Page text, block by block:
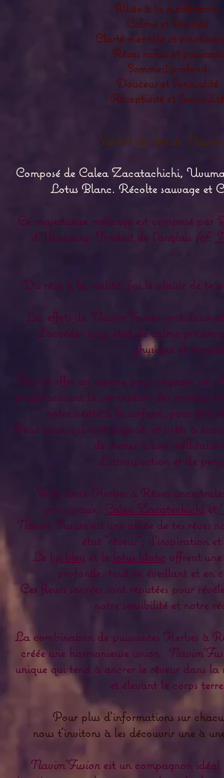
Alliée à la méditation,
Calme et Sérenité
Clarté mentale et
Rêves riches et puissants
Sommeil profond
Douceur et Sensualité
Réceptivité et Sensibilité
...
Sachet de 10g de
Composé de Calea Zacatachichi,
Lotus Blanc. Récolte sauvage et
Ce majestueux mélange est composé
d'Ubulawu. Traduit de l'anglais (cf.
- - -
Du rêve à la réalité, j'ai le plaisir de te
Les effets de Navim'Fusionsont doux
d'accéder à un état de calme
physique et
Navimoffre un espace pour voyager vers
et adoucissant la perception des mondes
notre vérité à la surface, pour être
Pour ceux qui sont disposés et prêts à
de mener à une
d'introspection et de
Avec deux Herbes à Rêves
principaux, Calea Zacatechichiet
Navim Fusionest une alliée de tes rêves
état "rêveur", d'inspiration
Le lys bleuet le lotus blanc offrent
profonde, tout en éveillant et en
Ces fleurs sacrées sont réputées pour
notre sensibilité et notre
La combinaison de puissantes Herbes à
créée une harmonieuse union.
unique qui tend à ancrer le rêveur dans
et élevant le corps
Pour plus d'informations sur
nous t'invitons à les découvrir une à
Navim'Fusionest un compagnon